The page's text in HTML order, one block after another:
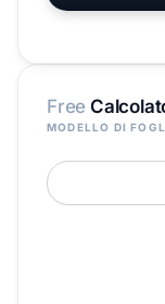
Free
MODELLO DI